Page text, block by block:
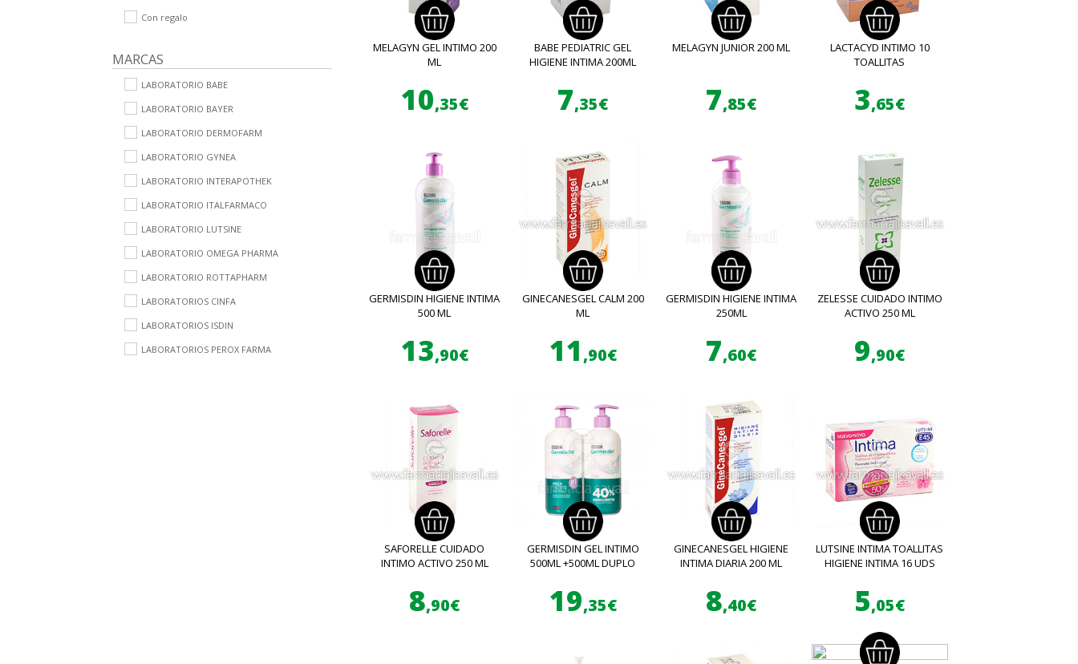
Con regalo
MARCAS
LABORATORIO BABE
LABORATORIO BAYER
LABORATORIO DERMOFARM
LABORATORIO GYNEA
LABORATORIO INTERAPOTHEK
LABORATORIO ITALFARMACO
LABORATORIO LUTSINE
LABORATORIO OMEGA PHARMA
LABORATORIO ROTTAPHARM
LABORATORIOS CINFA
LABORATORIOS ISDIN
LABORATORIOS PEROX FARMA
MELAGYN GEL INTIMO 200
ML
10,35€
BABE PEDIATRIC GEL
HIGIENE INTIMA 200ML
7,35€
MELAGYN JUNIOR 200 ML
7,85€
LACTACYD INTIMO 10
TOALLITAS
3,65€
GERMISDIN HIGIENE INTIMA
500 ML
13,90€
GINECANESGEL CALM 200
ML
11 ,90€
GERMISDIN HIGIENE INTIMA
250ML
7,60€
ZELESSE CUIDADO INTIMO
ACTIVO 250 ML
9,90€
SAFORELLE CUIDADO
INTIMO ACTIVO 250 ML
8,90€
GERMISDIN GEL INTIMO
500ML +500ML DUPLO
19,35€
GINECANESGEL HIGIENE
INTIMA DIARIA 200 ML
8,40€
LUTSINE INTIMA TOALLITAS
HIGIENE INTIMA 16 UDS
5,05€